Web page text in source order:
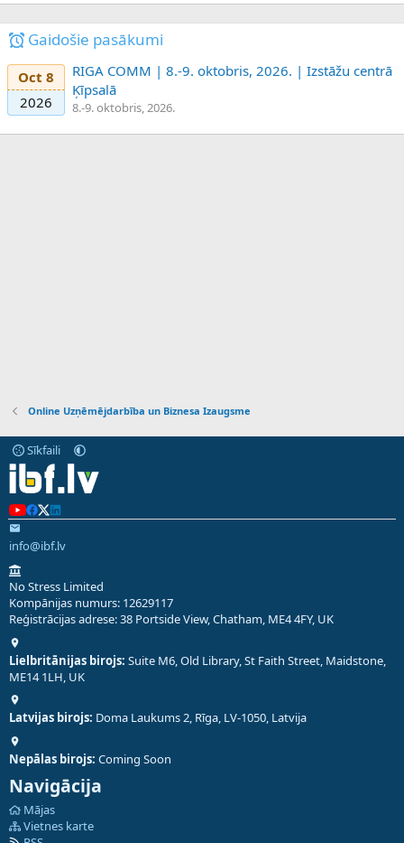
Gaidošie pasākumi
Oct 8
2026
RIGA COMM | 8.-9. oktobris, 2026. | Izstāžu centrā
Ķīpsalā
8.-9. oktobris, 2026.
Online Uzņēmējdarbība un Biznesa Izaugsme
Sīkfaili
info@ibf.lv
No Stress Limited
Kompānijas numurs: 12629117
Reģistrācijas adrese: 38 Portside View, Chatham, ME4 4FY, UK
Lielbritānijas birojs: Suite M6, Old Library, St Faith Street, Maidstone,
ME14 1LH, UK
Latvijas birojs: Doma Laukums 2, Rīga, LV-1050, Latvija
Nepālas birojs: Coming Soon
Navigācija
Mājas
Vietnes karte